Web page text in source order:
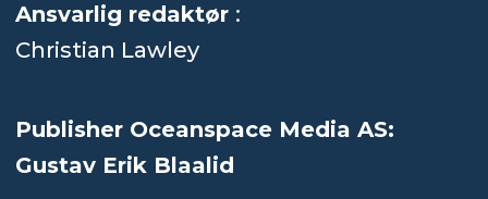
Ansvarlig redaktør :
Christian Lawley
Publisher Oceanspace Media AS:
Gustav Erik Blaalid